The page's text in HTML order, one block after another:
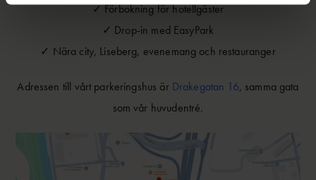
✓Förbokning för hotellgäster
✓ Drop-in med EasyPark
✓ Nära city, Liseberg, evenemang och restauranger
Adressen till vårt parkeringshus är Drakegatan 16, samma gata
som vår huvudentré.